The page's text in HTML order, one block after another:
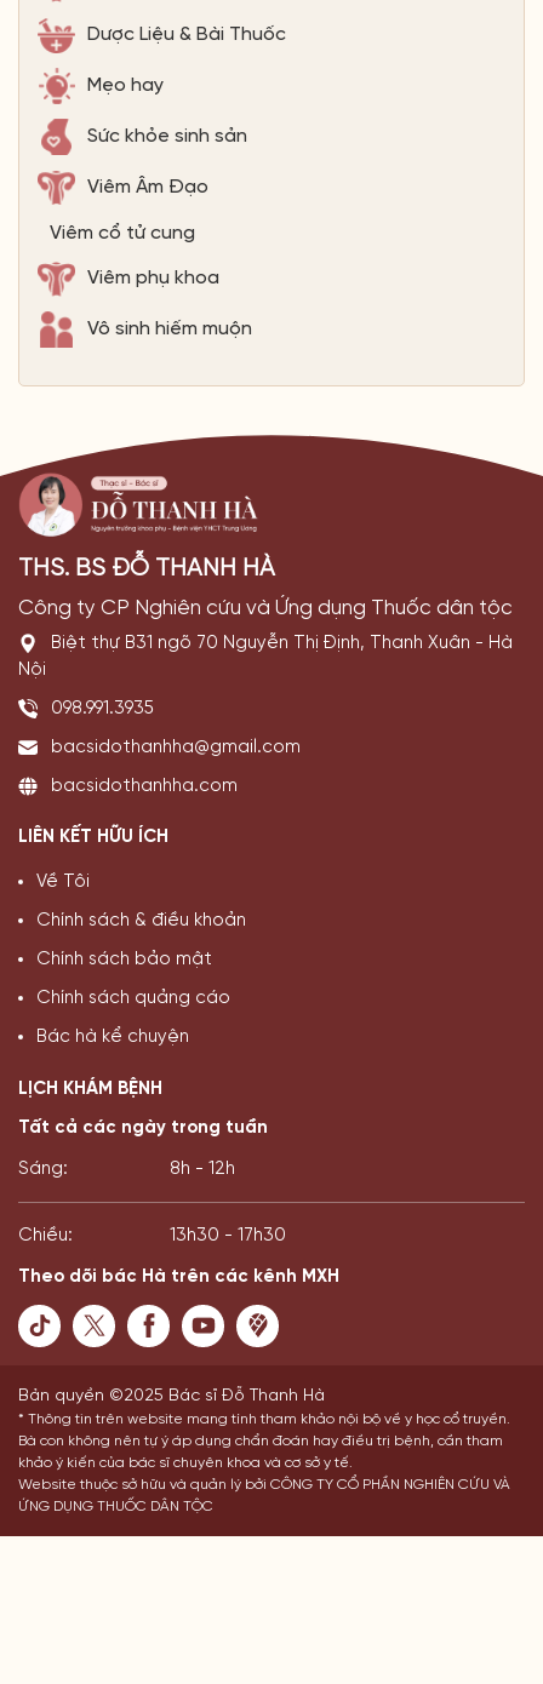
Dược Liệu & Bài Thuốc
Mẹo hay
Sức khỏe sinh sản
Viêm Âm Đạo
Viêm cổ tử cung
Viêm phụ khoa
Vô sinh hiếm muộn
THS. BS ĐỖ THANH HÀ
Công ty CP Nghiên cứu và Ứng dụng Thuốc dân tộc
Biệt thự B31 ngõ 70 Nguyễn Thị Định, Thanh Xuân - Hà
Nội
098.991.3935
bacsidothanhha@gmail.com
bacsidothanhha.com
LIÊN KẾT HỮU ÍCH
Về Tôi
Chính sách & điều khoản
Chính sách bảo mật
Chính sách quảng cáo
Bác hà kể chuyện
LỊCH KHÁM BỆNH
Tất cả các ngày trong tuần
Sáng: 8h - 12h
Chiều: 13h30 - 17h30
Theo dõi bác Hà trên các kênh MXH
Bản quyền ©2025 Bác sĩ Đỗ Thanh Hà
* Thông tin trên website mang tính tham khảo nội bộ về y học cổ truyền.
Bà con không nên tự ý áp dụng chẩn đoán hay điều trị bệnh, cần tham
khảo ý kiến của bác sĩ chuyên khoa và cơ sở y tế.
Website thuộc sở hữu và quản lý bởi CÔNG TY CỔ PHẦN NGHIÊN CỨU VÀ
ỨNG DỤNG THUỐC DÂN TỘC